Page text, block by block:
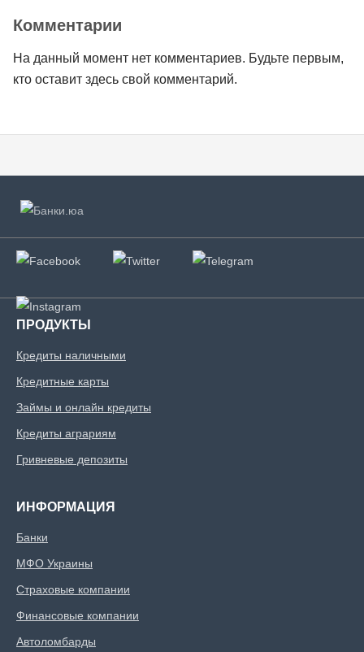
Комментарии
На данный момент нет комментариев. Будьте первым,
кто оставит здесь свой комментарий.
ПРОДУКТЫ
Кредиты наличными
Кредитные карты
Займы и онлайн кредиты
Кредиты аграриям
Гривневые депозиты
ИНФОРМАЦИЯ
Банки
МФО Украины
Страховые компании
Финансовые компании
Автоломбарды